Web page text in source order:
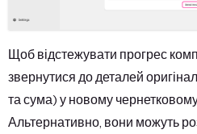
Щоб відстежувати прогрес
звернутися до деталей
та сума) у новому
Альтернативно, вони можуть